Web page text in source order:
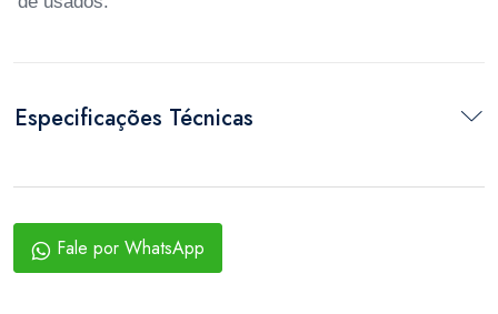
Especificações Técnicas
Fale por WhatsApp